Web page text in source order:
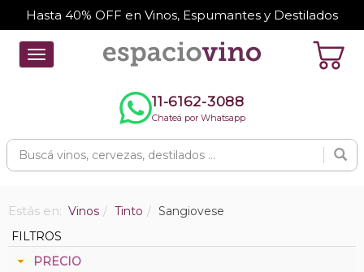
Hasta 40% OFF en Vinos, Espumantes y Destilados
Toggle
navigation
11-6162-3088
Chateá por Whatsapp
Estás en: Vinos Tinto
Sangiovese
FILTROS
PRECIO